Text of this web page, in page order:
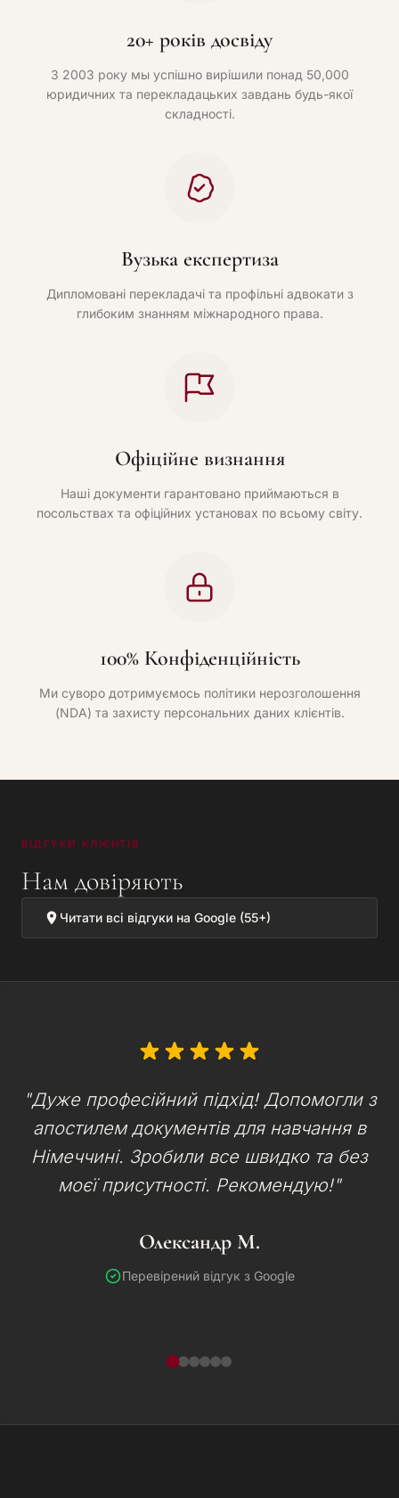
20+ років досвіду
З 2003 року мы успішно вирішили понад 50,000
юридичних та перекладацьких завдань будь-якої
складності.
Вузька експертиза
Дипломовані перекладачі та профільні адвокати з
глибоким знанням міжнародного права.
Офіційне визнання
Наші документи гарантовано приймаються в
посольствах та офіційних установах по всьому світу.
100% Конфіденційність
Ми суворо дотримуємось політики нерозголошення
(NDA) та захисту персональних даних клієнтів.
ВІДГУКИ КЛІЄНТІВ
Нам довіряють
Читати всі відгуки на Google (55+)
"Дуже професійний підхід! Допомогли з
апостилем документів для навчання в
Німеччині. Зробили все швидко та без
моєї присутності. Рекомендую!"
Олександр М.
Перевірений відгук з Google